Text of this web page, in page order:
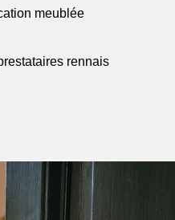
meublée
rennais